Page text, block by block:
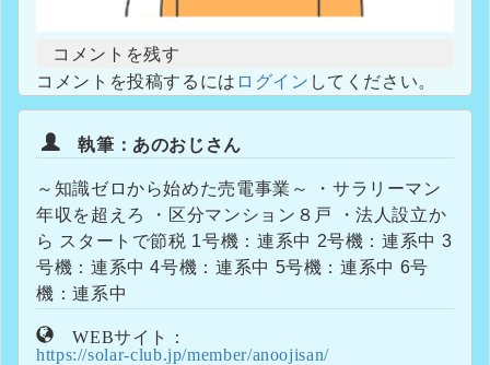
コメントを残す
コメントを投稿するには ログイン してください。
執筆：あのおじさん
～知識ゼロから始めた売電事業～ ・サラリーマン
年収を超えろ ・区分マンション８戸 ・法人設立か
ら スタートで節税 1号機：連系中 2号機：連系中 3
号機：連系中 4号機：連系中 5号機：連系中 6号
機：連系中
WEBサイト：
https://solar-club.jp/member/anoojisan/